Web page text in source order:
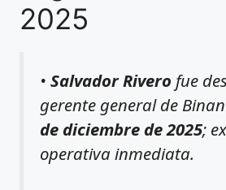
2025
• Salvador Rivero fue
gerente general de
de diciembre de 2025;
operativa inmediata.